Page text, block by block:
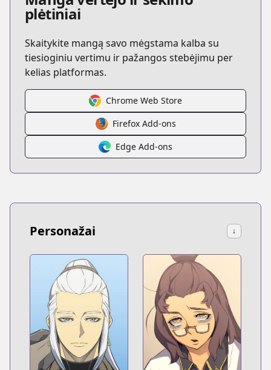
plėtiniai
Skaitykite mangą savo mėgstama kalba su
tiesioginiu vertimu ir pažangos stebėjimu per
kelias platformas.
Chrome Web Store
Firefox Add-ons
Edge Add-ons
Personažai ↓